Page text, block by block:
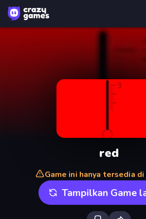
red
Game ini hanya tersedia
Tampilkan Game